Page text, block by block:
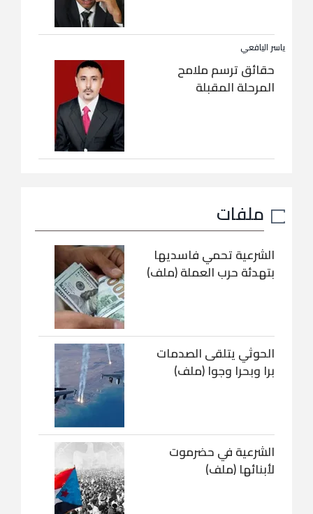
ياسر اليافعي
حقائق ترسم ملامح
المرحلة المقبلة
ملفات
الشرعية تحمي فاسديها
بتهدئة حرب العملة (ملف)
الحوثي يتلقى الصدمات
برا وبحرا وجوا (ملف)
الشرعية في حضرموت
لأبنائها (ملف)